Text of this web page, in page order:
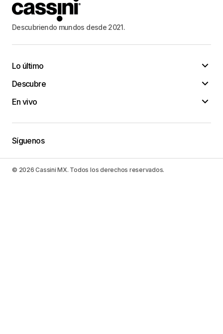
Descubriendo mundos desde 2021.
Lo último
Descubre
En vivo
Síguenos
© 2026 Cassini MX. Todos los derechos reservados.